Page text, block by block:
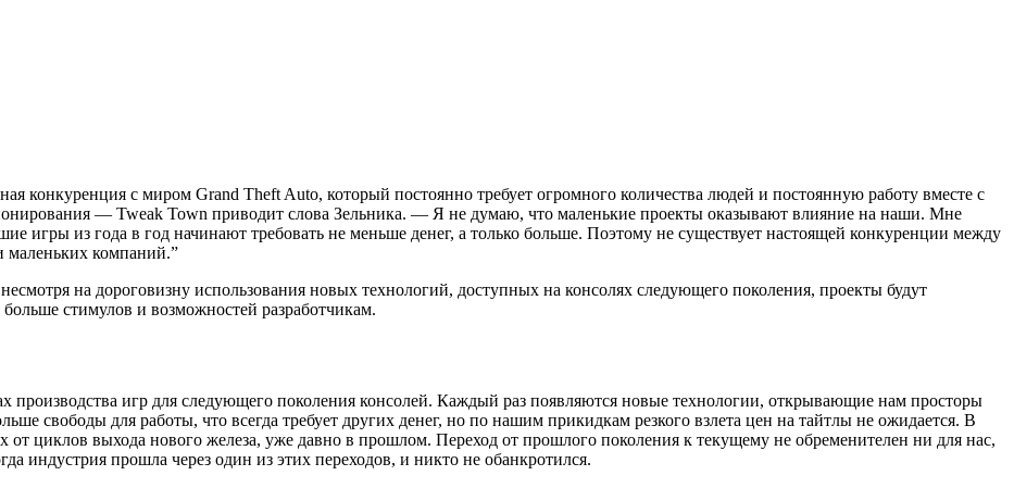
конкуренция с миром Grand Theft Auto, который постоянно требует огромного количества людей и постоянную работу вместе с
— Tweak Town приводит слова Зельника. — Я не думаю, что маленькие проекты оказывают влияние на наши. Мне
игры из года в год начинают требовать не меньше денег, а только больше. Поэтому не существует настоящей конкуренции между
маленьких компаний.”
на дороговизну использования новых технологий, доступных на консолях следующего поколения, проекты будут
стимулов и возможностей разработчикам.
игр для следующего поколения консолей. Каждый раз появляются новые технологии, открывающие нам просторы
свободы для работы, что всегда требует других денег, но по нашим прикидкам резкого взлета цен на тайтлы не ожидается. В
циклов выхода нового железа, уже давно в прошлом. Переход от прошлого поколения к текущему не обременителен ни для нас,
индустрия прошла через один из этих переходов, и никто не обанкротился.